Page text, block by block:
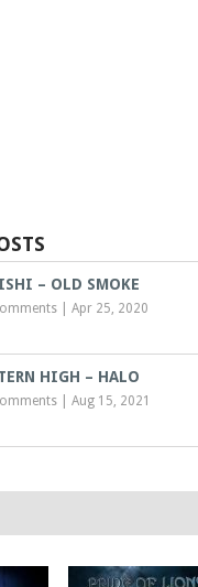
– OLD SMOKE
Apr 25, 2020
HIGH – HALO
Aug 15, 2021